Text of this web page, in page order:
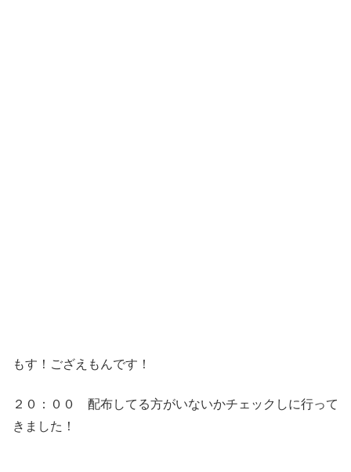
もす！ござえもんです！
２０：００ 配布してる方がいないかチェックしに行って
きました！